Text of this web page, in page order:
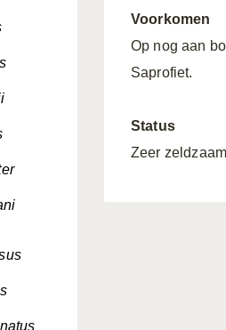
Voorkomen
Op nog aan
Saprofiet.
Status
Zeer